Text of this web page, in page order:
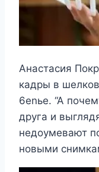
Анастасия
кадры в
6еnье. “А
друга и
недоумевают
новыми